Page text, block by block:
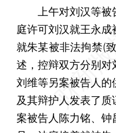
上午对刘汉等被
庭许可刘汉就王永
就朱某被非法拘禁(
述，控辩双方分别对
刘维等另案被告人的
及其辩护人发表了
案被告人陈力铭、